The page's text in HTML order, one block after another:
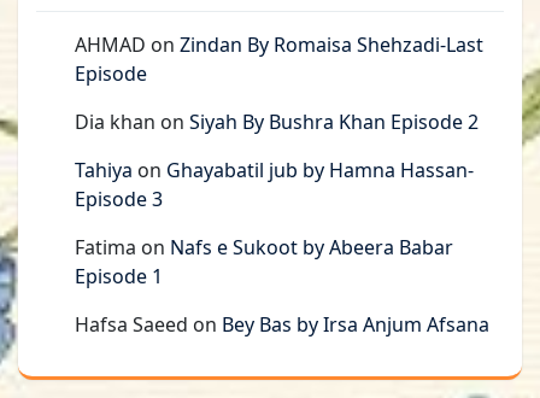
AHMAD on Zindan By Romaisa Shehzadi-Last
Episode
Dia khan on Siyah By Bushra Khan Episode 2
Tahiya on Ghayabatil jub by Hamna Hassan-
Episode 3
Fatima on Nafs e Sukoot by Abeera Babar
Episode 1
Hafsa Saeed on Bey Bas by Irsa Anjum Afsana